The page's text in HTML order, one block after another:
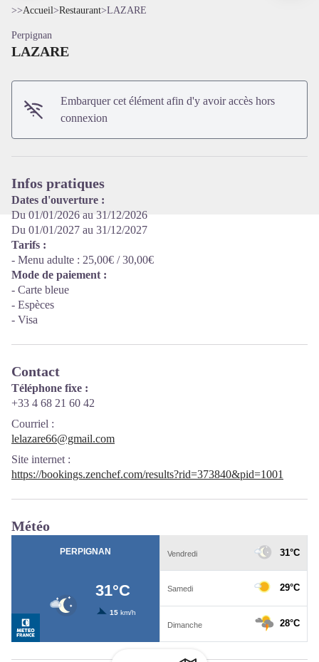
Voir l'image en plein écran
>>Accueil>Restaurant>LAZARE
Perpignan
LAZARE
Embarquer cet élément afin d'y avoir accès hors
connexion
Infos pratiques
Dates d'ouverture :
Du 01/01/2026 au 31/12/2026
Du 01/01/2027 au 31/12/2027
Tarifs :
- Menu adulte : 25,00€ / 30,00€
Mode de paiement :
- Carte bleue
- Espèces
- Visa
Contact
Téléphone fixe :
+33 4 68 21 60 42
Courriel :
lelazare66@gmail.com
Site internet :
https://bookings.zenchef.com/results?rid=373840&pid=1001
Météo